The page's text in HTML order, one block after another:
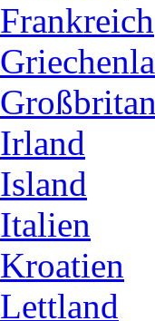
Frankreich
Irland
Island
Italien
Kroatien
Lettland